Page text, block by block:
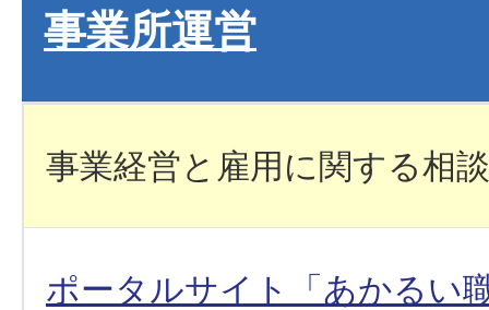
事業所運営
事業経営と雇用に関する相談
ポータルサイト「あかるい